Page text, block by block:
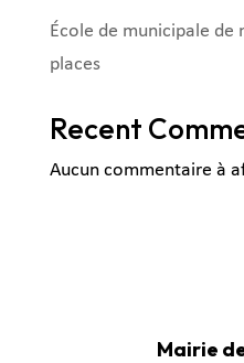
École de municipale de
places
Recent
Aucun commentaire à
Mairie